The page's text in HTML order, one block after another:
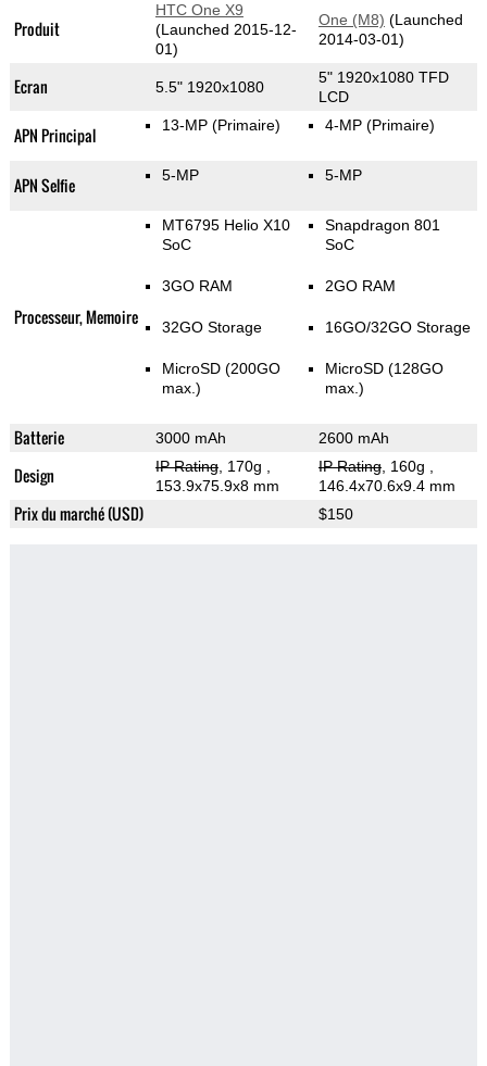
Produit
HTC One X9
(Launched 2015-12-
01)
One (M8) (Launched
2014-03-01)
Ecran 5.5" 1920x1080
5" 1920x1080 TFD
LCD
APN Principal 13-MP (Primaire) 4-MP (Primaire)
APN Selfie 5-MP 5-MP
Processeur, Memoire
MT6795 Helio X10
SoC
3GO RAM
32GO Storage
MicroSD (200GO
max.)
Snapdragon 801
SoC
2GO RAM
16GO/32GO Storage
MicroSD (128GO
max.)
Batterie 3000 mAh 2600 mAh
Design IP Rating, 170g
153.9x75.9x8 mm
IP Rating, 160g
146.4x70.6x9.4 mm
Prix du marché (USD) $150